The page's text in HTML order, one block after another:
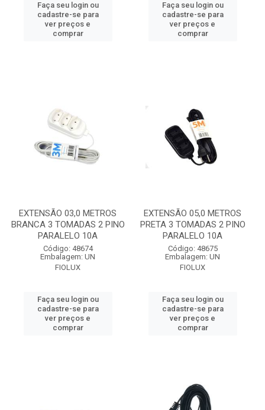
Faça seu login ou
cadastre-se para
ver preços e
comprar
Faça seu login ou
cadastre-se para
ver preços e
comprar
EXTENSÃO 03,0 METROS
BRANCA 3 TOMADAS 2 PINO
PARALELO 10A
Código: 48674
Embalagem: UN
FIOLUX
Faça seu login ou
cadastre-se para
ver preços e
comprar
EXTENSÃO 05,0 METROS
PRETA 3 TOMADAS 2 PINO
PARALELO 10A
Código: 48675
Embalagem: UN
FIOLUX
Faça seu login ou
cadastre-se para
ver preços e
comprar